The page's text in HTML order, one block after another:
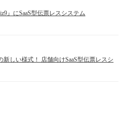
』にSaaS型伝票レスシステム
しい様式！ 店舗向けSaaS型伝票レスシ